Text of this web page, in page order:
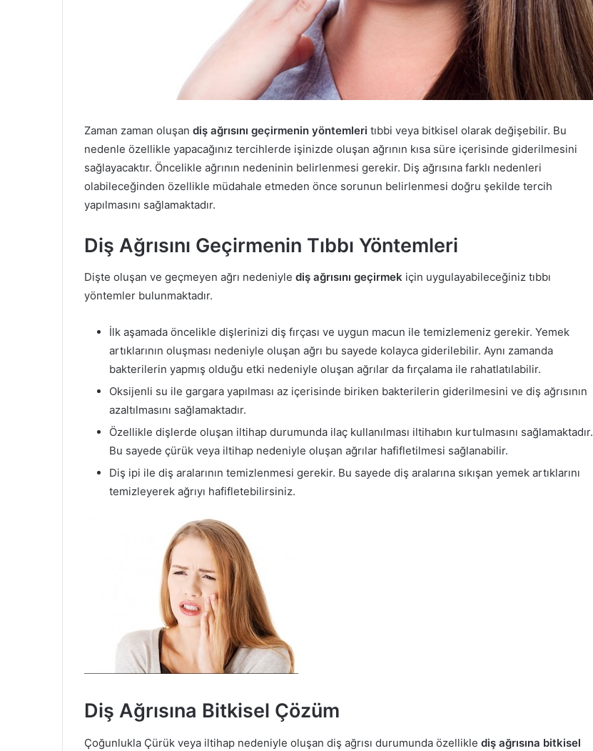
Zaman zaman oluşan diş ağrısını geçirmenin yöntemleri tıbbi veya bitkisel olarak değişebilir. Bu
nedenle özellikle yapacağınız tercihlerde işinizde oluşan ağrının kısa süre içerisinde giderilmesini
sağlayacaktır. Öncelikle ağrının nedeninin belirlenmesi gerekir. Diş ağrısına farklı nedenleri
olabileceğinden özellikle müdahale etmeden önce sorunun belirlenmesi doğru şekilde tercih
yapılmasını sağlamaktadır.
Diş Ağrısını Geçirmenin Tıbbı Yöntemleri
Dişte oluşan ve geçmeyen ağrı nedeniyle diş ağrısını geçirmek için uygulayabileceğiniz tıbbı
yöntemler bulunmaktadır.
İlk aşamada öncelikle dişlerinizi diş fırçası ve uygun macun ile temizlemeniz gerekir. Yemek
artıklarının oluşması nedeniyle oluşan ağrı bu sayede kolayca giderilebilir. Aynı zamanda
bakterilerin yapmış olduğu etki nedeniyle oluşan ağrılar da fırçalama ile rahatlatılabilir.
Oksijenli su ile gargara yapılması az içerisinde biriken bakterilerin giderilmesini ve diş ağrısının
azaltılmasını sağlamaktadır.
Özellikle dişlerde oluşan iltihap durumunda ilaç kullanılması iltihabın kurtulmasını sağlamaktadır.
Bu sayede çürük veya iltihap nedeniyle oluşan ağrılar hafifletilmesi sağlanabilir.
Diş ipi ile diş aralarının temizlenmesi gerekir. Bu sayede diş aralarına sıkışan yemek artıklarını
temizleyerek ağrıyı hafifletebilirsiniz.
Diş Ağrısına Bitkisel Çözüm
Çoğunlukla Çürük veya iltihap nedeniyle oluşan diş ağrısı durumunda özellikle diş ağrısına bitkisel